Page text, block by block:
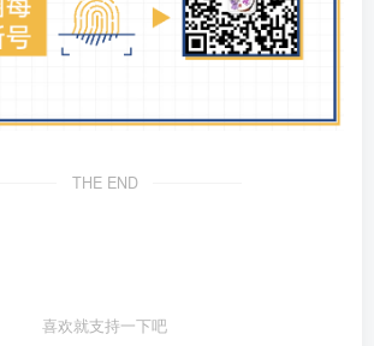
THE END
喜欢就支持一下吧